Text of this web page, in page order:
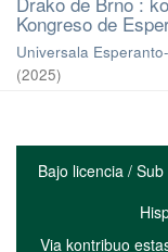
Kongreso de
Universala
(2025)
Bajo licencia /
Via kontribuo